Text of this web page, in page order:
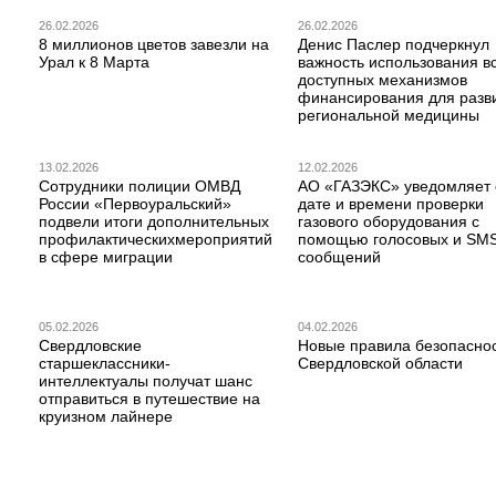
26.02.2026
8 миллионов цветов завезли на
Урал к 8 Марта
26.02.2026
Денис Паслер подчеркнул
важность использования
доступных механизмов
финансирования для
региональной медицины
13.02.2026
Сотрудники полиции ОМВД
России «Первоуральский»
подвели итоги дополнительных
профилактическихмероприятий
в сфере миграции
12.02.2026
АО «ГАЗЭКС» уведомляет
дате и времени проверки
газового оборудования с
помощью голосовых и
сообщений
05.02.2026
Свердловские
старшеклассники-
интеллектуалы получат шанс
отправиться в путешествие на
круизном лайнере
04.02.2026
Новые правила
Свердловской области